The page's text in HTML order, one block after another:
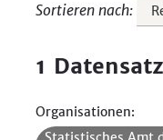
Sortieren nach
1
Organisationen: